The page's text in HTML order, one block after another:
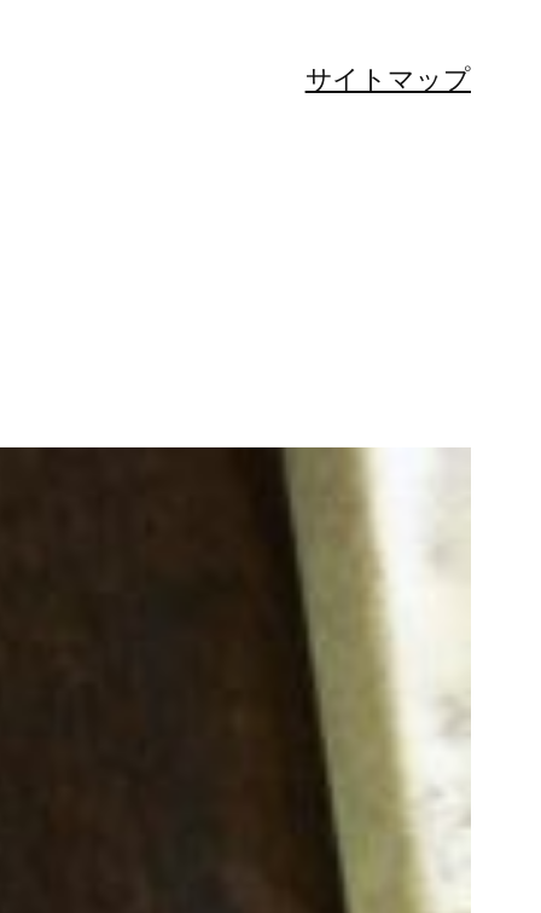
サイトマップ